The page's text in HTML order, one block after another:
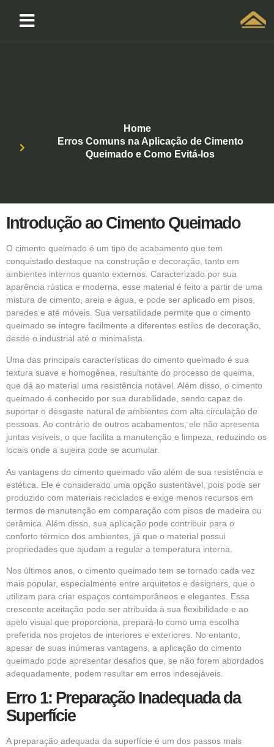
Home
Erros Comuns na Aplicação de Cimento
Queimado e Como Evitá-los
Introdução ao Cimento Queimado
O cimento queimado é um tipo de acabamento que tem
conquistado destaque na construção e decoração, tanto em
ambientes internos quanto externos. Caracterizado por sua
aparência rústica e moderna, esse material é feito a partir de uma
mistura de cimento, areia e água, e pode ser aplicado em pisos,
paredes e até móveis. Sua versatilidade permite que o cimento
queimado se integre facilmente a diferentes estilos de decoração,
desde o industrial até o minimalista.
Uma das principais características do cimento queimado é sua
textura suave e homogênea, resultante do processo de queima,
que dá ao material uma resistência notável. Além disso, o cimento
queimado é conhecido por sua durabilidade, sendo capaz de
suportar o desgaste natural de ambientes com alta circulação de
pessoas. Ao contrário de outros acabamentos, ele não apresenta
juntas visíveis, o que facilita a manutenção e limpeza, reduzindo os
locais onde a sujeira pode se acumular.
As vantagens do cimento queimado vão além de sua resistência e
estética. Ele é considerado uma opção sustentável, pois pode ser
produzido com materiais reciclados e exige menos recursos em
termos de manutenção em comparação com pisos de madeira ou
cerâmica. Além disso, sua aplicação pode contribuir para o
conforto térmico dos ambientes, já que o material possui
propriedades que ajudam a regular a temperatura interna.
Nos últimos anos, o cimento queimado tem se tornado cada vez
mais popular, especialmente entre arquitetos e designers, que o
utilizam para criar espaços contemporâneos e elegantes. Essa
crescente aceitação pode ser atribuída à sua flexibilidade e ao
apelo visual que proporciona, prepará-lo como uma escolha
preferida nos projetos de interiores e exteriores. No entanto,
apesar de suas inúmeras vantagens, a aplicação do cimento
queimado pode apresentar desafios que, se não forem abordados
adequadamente, podem resultar em erros indesejáveis.
Erro 1: Preparação Inadequada da
Superfície
A preparação adequada da superfície é um dos passos mais